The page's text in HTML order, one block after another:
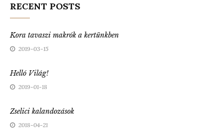
RECENT POSTS
Kora tavaszi makrók a kertünkben
2019-03-15
Helló Világ!
2019-01-18
Zselici kalandozások
2018-04-21